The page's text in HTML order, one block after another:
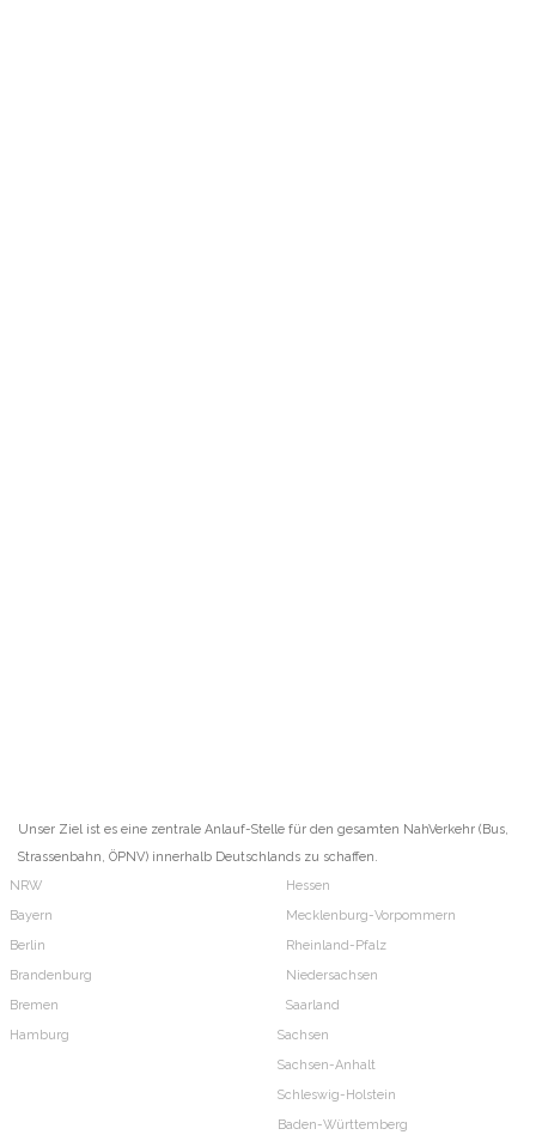
Unser Ziel ist es eine zentrale Anlauf-Stelle für den gesamten NahVerkehr (Bus,
Strassenbahn, ÖPNV) innerhalb Deutschlands zu schaffen.
NRW
Bayern
Berlin
Brandenburg
Bremen
Hamburg
Hessen
Mecklenburg-Vorpommern
Rheinland-Pfalz
Niedersachsen
Saarland
Sachsen
Sachsen-Anhalt
Schleswig-Holstein
Baden-Württemberg